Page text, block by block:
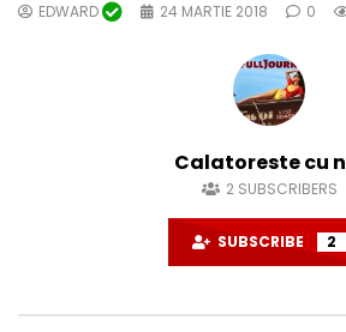
EDWARD 24 MARTIE 2018 0
Calatoreste cu
2 SUBSCRIBERS
SUBSCRIBE 2